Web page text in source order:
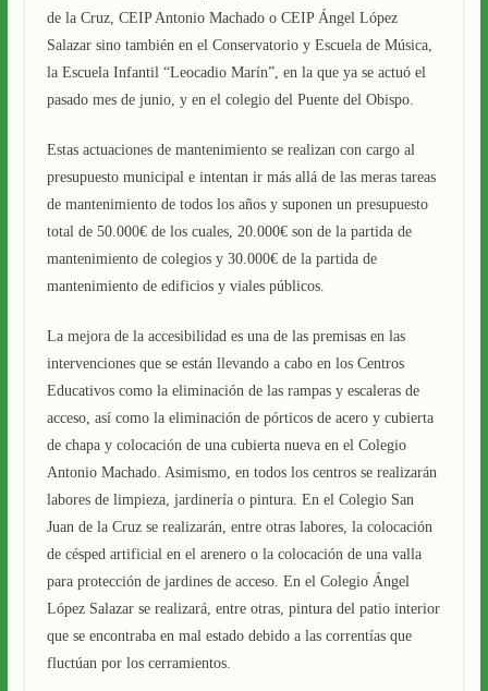
de la Cruz, CEIP Antonio Machado o CEIP Ángel López
Salazar sino también en el Conservatorio y Escuela de Música,
la Escuela Infantil “Leocadio Marín”, en la que ya se actuó el
pasado mes de junio, y en el colegio del Puente del Obispo.
Estas actuaciones de mantenimiento se realizan con cargo al
presupuesto municipal e intentan ir más allá de las meras tareas
de mantenimiento de todos los años y suponen un presupuesto
total de 50.000€ de los cuales, 20.000€ son de la partida de
mantenimiento de colegios y 30.000€ de la partida de
mantenimiento de edificios y viales públicos.
La mejora de la accesibilidad es una de las premisas en las
intervenciones que se están llevando a cabo en los Centros
Educativos como la eliminación de las rampas y escaleras de
acceso, así como la eliminación de pórticos de acero y cubierta
de chapa y colocación de una cubierta nueva en el Colegio
Antonio Machado. Asimismo, en todos los centros se realizarán
labores de limpieza, jardinería o pintura. En el Colegio San
Juan de la Cruz se realizarán, entre otras labores, la colocación
de césped artificial en el arenero o la colocación de una valla
para protección de jardines de acceso. En el Colegio Ángel
López Salazar se realizará, entre otras, pintura del patio interior
que se encontraba en mal estado debido a las correntías que
fluctúan por los cerramientos.